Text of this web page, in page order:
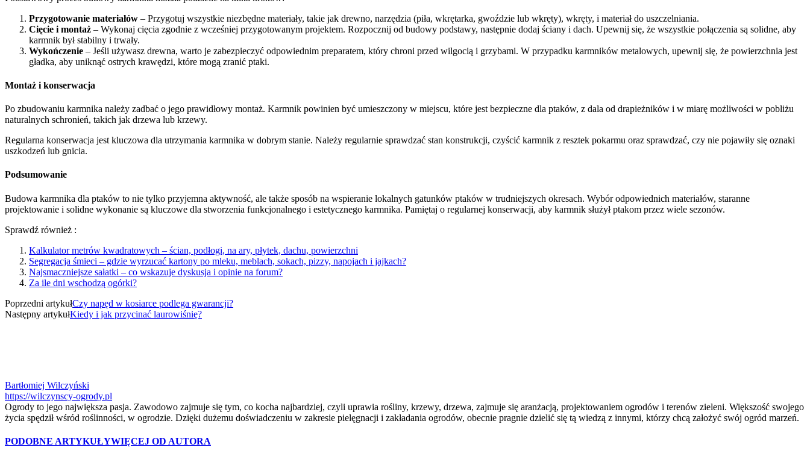
Przygotowanie materiałów – Przygotuj wszystkie niezbędne materiały, takie jak drewno, narzędzia (piła, wkrętarka, gwoździe lub wkręty), wkręty, i materiał do uszczelniania.
Cięcie i montaż – Wykonaj cięcia zgodnie z wcześniej przygotowanym projektem. Rozpocznij od budowy podstawy, następnie dodaj ściany i dach. Upewnij się, że wszystkie połączenia są solidne, aby
karmnik był stabilny i trwały.
Wykończenie – Jeśli używasz drewna, warto je zabezpieczyć odpowiednim preparatem, który chroni przed wilgocią i grzybami. W przypadku karmników metalowych, upewnij się, że powierzchnia jest
gładka, aby uniknąć ostrych krawędzi, które mogą zranić ptaki.
Montaż i konserwacja
Po zbudowaniu karmnika należy zadbać o jego prawidłowy montaż. Karmnik powinien być umieszczony w miejscu, które jest bezpieczne dla ptaków, z dala od drapieżników i w miarę możliwości w pobliżu
naturalnych schronień, takich jak drzewa lub krzewy.
Regularna konserwacja jest kluczowa dla utrzymania karmnika w dobrym stanie. Należy regularnie sprawdzać stan konstrukcji, czyścić karmnik z resztek pokarmu oraz sprawdzać, czy nie pojawiły się oznaki
uszkodzeń lub gnicia.
Podsumowanie
Budowa karmnika dla ptaków to nie tylko przyjemna aktywność, ale także sposób na wspieranie lokalnych gatunków ptaków w trudniejszych okresach. Wybór odpowiednich materiałów, staranne
projektowanie i solidne wykonanie są kluczowe dla stworzenia funkcjonalnego i estetycznego karmnika. Pamiętaj o regularnej konserwacji, aby karmnik służył ptakom przez wiele sezonów.
Sprawdź również :
Kalkulator metrów kwadratowych – ścian, podłogi, na ary, płytek, dachu, powierzchni
Segregacja śmieci – gdzie wyrzucać kartony po mleku, meblach, sokach, pizzy, napojach i jajkach?
Najsmaczniejsze sałatki – co wskazuje dyskusja i opinie na forum?
Za ile dni wschodzą ogórki?
Poprzedni artykułCzy napęd w kosiarce podlega gwarancji?
Następny artykułKiedy i jak przycinać laurowiśnię?
Bartłomiej Wilczyński
https://wilczynscy-ogrody.pl
Ogrody to jego największa pasja. Zawodowo zajmuje się tym, co kocha najbardziej, czyli uprawia rośliny, krzewy, drzewa, zajmuje się aranżacją, projektowaniem ogrodów i terenów zieleni. Większość swojego
życia spędził wśród roślinności, w ogrodzie. Dzięki dużemu doświadczeniu w zakresie pielęgnacji i zakładania ogrodów, obecnie pragnie dzielić się tą wiedzą z innymi, którzy chcą założyć swój ogród marzeń.
PODOBNE ARTYKUŁYWIĘCEJ OD AUTORA